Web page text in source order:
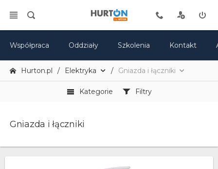
Współpraca Oddziały Szkolenia Kontakt
Hurton.pl Elektryka Gniazda i łączniki
Kategorie Filtry
Gniazda i łączniki